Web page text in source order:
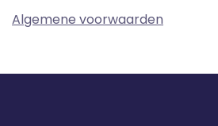
Algemene voorwaarden